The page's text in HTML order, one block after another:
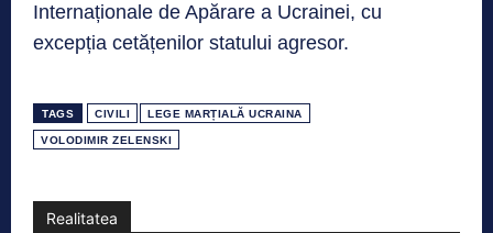
Internaționale de Apărare a Ucrainei, cu
excepția cetățenilor statului agresor.
TAGS CIVILI LEGE MARȚIALĂ UCRAINA
VOLODIMIR ZELENSKI
Realitatea